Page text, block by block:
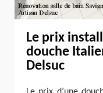
Le prix
douche
Delsuc